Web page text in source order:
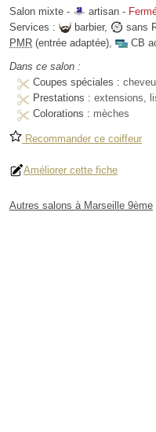
Salon mixte - artisan -
Services :
barbier, sans
PMR (entrée adaptée), CB
Dans ce salon :
Coupes spéciales :
Prestations : extensions,
Colorations : mèches
Recommander ce coiffeur
Améliorer cette fiche
Autres salons à Marseille 9ème